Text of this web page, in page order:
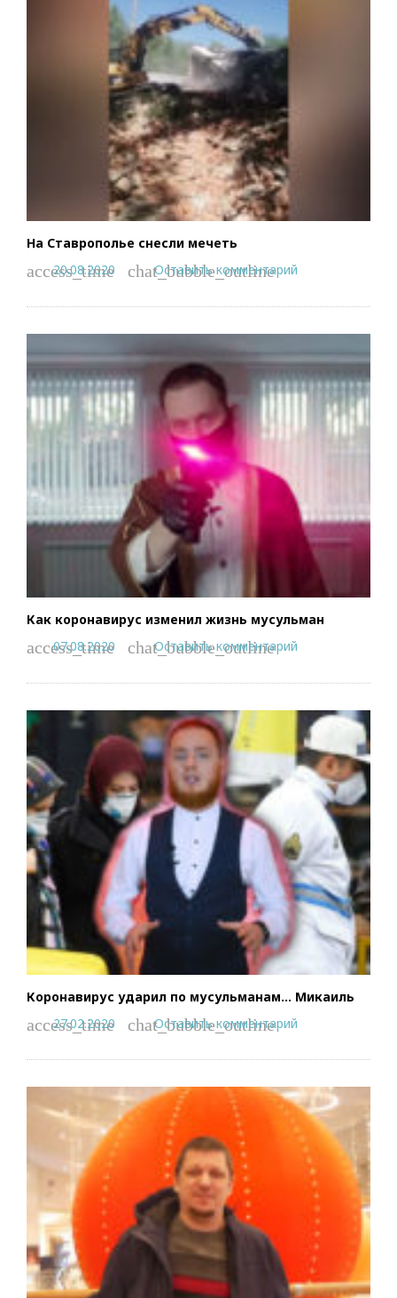
На Ставрополье снесли мечеть
access_time
20.08.2020 chat_bubble_outline
Оставить комментарий
Как коронавирус изменил жизнь мусульман
access_time
07.08.2020 chat_bubble_outline
Оставить комментарий
Коронавирус ударил по мусульманам… Микаиль
access_time
27.02.2020 chat_bubble_outline
Оставить комментарий